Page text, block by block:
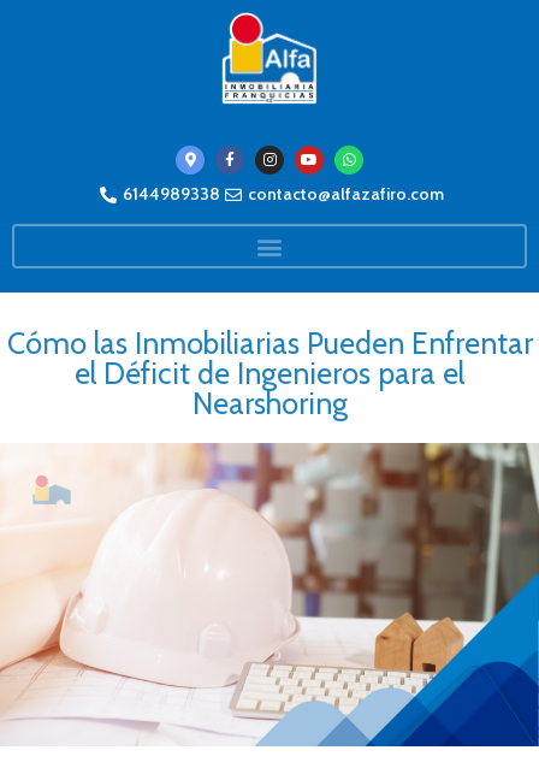
6144989338 contacto@alfazafiro.com
Cómo las Inmobiliarias Pueden Enfrentar
el Déficit de Ingenieros para el
Nearshoring